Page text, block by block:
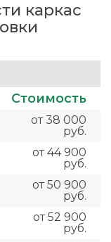
каркас
Стоимость
от 38 000
руб.
от 44 900
руб.
от 50 900
руб.
от 52 900
руб.